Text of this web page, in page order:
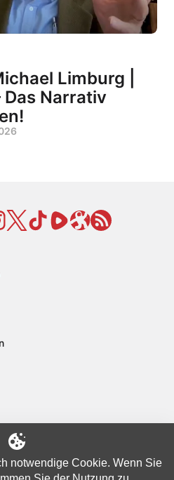
Limburg |
Narrativ
notwendige Cookie. Wenn Sie